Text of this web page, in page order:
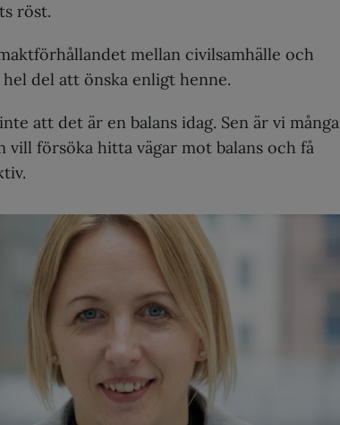
röst.
mellan civilsamhälle och
del att önska enligt henne.
att det är en balans idag. Sen är vi många
vill försöka hitta vägar mot balans och få